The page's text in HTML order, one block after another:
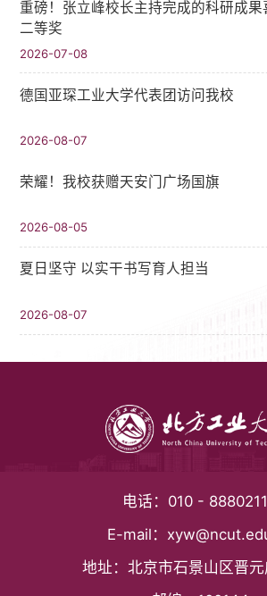
重磅！张立峰校长主持完成的科研成
二等奖
2026-07-08
德国亚琛工业大学代表团访问我校
2026-08-07
荣耀！我校获赠天安门广场国旗
2026-08-05
夏日坚守 以实干书写育人担当
2026-08-07
电话： 010 -
E-mail：
地址： 北京市石景山区晋